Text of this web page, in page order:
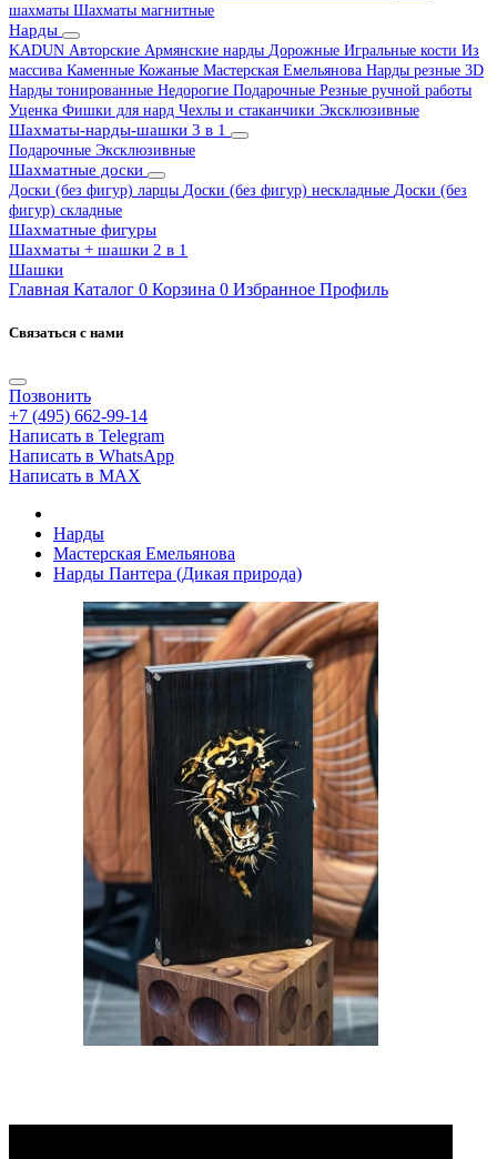
шахматы Шахматы магнитные
Нарды
KADUN Авторские Армянские нарды Дорожные Игральные кости Из
массива Каменные Кожаные Мастерская Емельянова Нарды резные 3D
Нарды тонированные Недорогие Подарочные Резные ручной работы
Уценка Фишки для нард Чехлы и стаканчики Эксклюзивные
Шахматы-нарды-шашки 3 в 1
Подарочные Эксклюзивные
Шахматные доски
Доски (без фигур) ларцы Доски (без фигур) нескладные Доски (без
фигур) складные
Шахматные фигуры
Шахматы + шашки 2 в 1
Шашки
Главная Каталог 0 Корзина 0 Избранное Профиль
Связаться с нами
Позвонить
+7 (495) 662-99-14
Написать в Telegram
Написать в WhatsApp
Написать в MAX
Нарды
Мастерская Емельянова
Нарды Пантера (Дикая природа)